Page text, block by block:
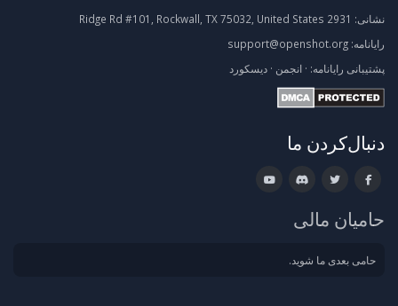
نشانی:
رایانامه: support@openshot.org
پشتیبانی رایانامه: · انجمن · دیسکورد
دنبال‌کردن ما
حامیان مالی
حامی بعدی ما شوید.